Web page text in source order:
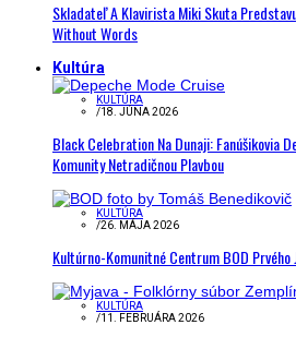
Skladateľ A Klavirista Miki Skuta
Without Words
Kultúra
KULTÚRA
/18. JÚNA 2026
Black Celebration Na Dunaji: Fanúšikovia
Komunity Netradičnou Plavbou
KULTÚRA
/26. MÁJA 2026
Kultúrno-Komunitné Centrum BOD Prvého
KULTÚRA
/11. FEBRUÁRA 2026